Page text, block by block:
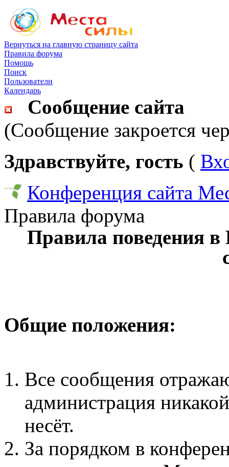
Вернуться на главную страницу сайта
Правила форума
Помощь
Поиск
Пользователи
Календарь
Сообщение сайта
(Сообщение закроется
Здравствуйте, гость (
Конференция сайта
Правила форума
Правила поведения
Общие положения:
Все сообщения
администрация
несёт.
За порядком в